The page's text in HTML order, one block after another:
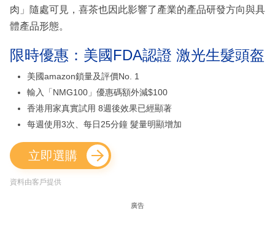
肉」隨處可見，喜茶也因此影響了產業的產品研發方向與具
體產品形態。
限時優惠：美國FDA認證 激光生髮頭盔
美國amazon鎖量及評價No. 1
輸入「NMG100」優惠碼額外減$100
香港用家真實試用 8週後效果已經顯著
每週使用3次、每日25分鐘 髮量明顯增加
立即選購
資料由客戶提供
廣告